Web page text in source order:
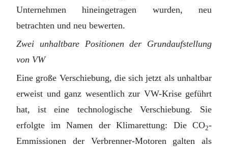
Unternehmen hineingetragen wurden, neu
betrachten und neu bewerten.
Zwei unhaltbare Positionen der Grundaufstellung
von VW
Eine große Verschiebung, die sich jetzt als unhaltbar
erweist und ganz wesentlich zur VW-Krise geführt
hat, ist eine technologische Verschiebung. Sie
erfolgte im Namen der Klimarettung: Die CO2-
Emmissionen der Verbrenner-Motoren galten als